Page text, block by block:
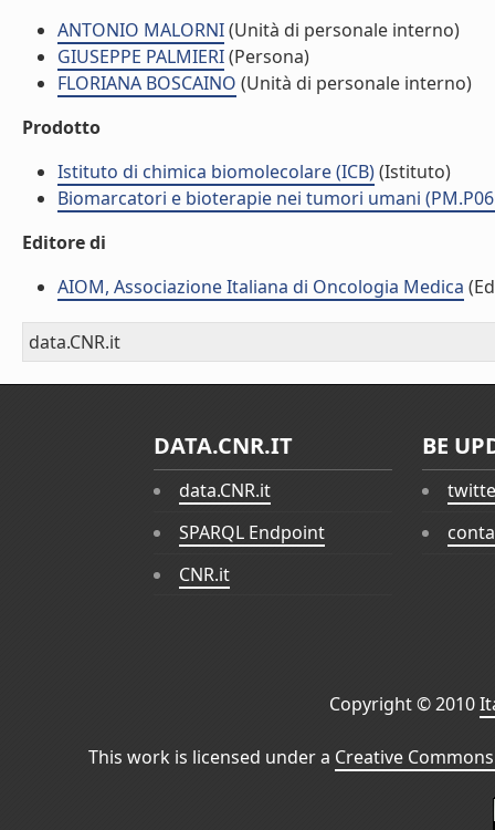
ANTONIO MALORNI(Unità di personale interno)
GIUSEPPE PALMIERI(Persona)
FLORIANA BOSCAINO (Unità di personale interno)
Prodotto
Istituto di chimica biomolecolare (ICB)(Istituto)
Biomarcatori e bioterapie nei tumori umani
Editore di
AIOM, Associazione Italiana di Oncologia Medica
data.CNR.it
DATA.CNR.IT
data.CNR.it
SPARQL Endpoint
CNR.it
BE
Copyright © 2010
This work is licensed under a Creative